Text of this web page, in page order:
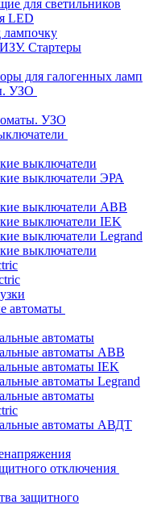
для светильников
LED
Стартеры
для галогенных ламп
УЗО
УЗО
выключатели
выключатели ЭРА
выключатели ABB
выключатели IEK
выключатели Legrand
выключатели
автоматы
автоматы
автоматы ABB
автоматы IEK
автоматы Legrand
автоматы
автоматы АВДТ
отключения
защитного